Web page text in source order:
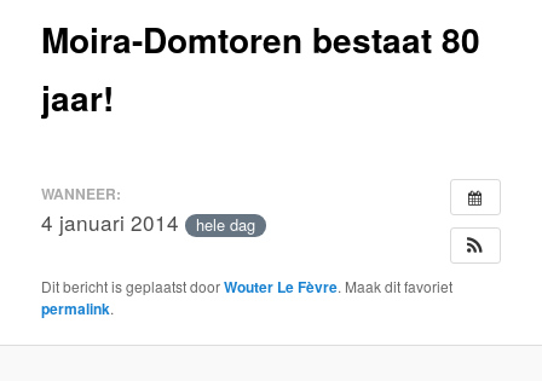
Moira-Domtoren bestaat 80
jaar!
WANNEER:
4 januari 2014 hele dag
Dit bericht is geplaatst doorWouter Le Fèvre. Maak dit favoriet
permalink.